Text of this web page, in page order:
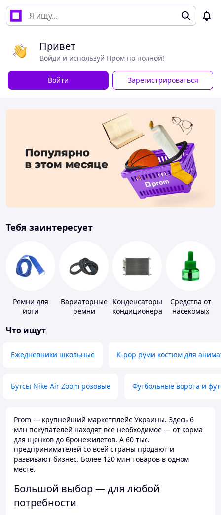
Привет
Войди и используй Пром по полной!
Войти Зарегистрироваться
Тебя заинтересует
Ремни для
йоги
Вариаторные
ремни
Конденсаторы
кондиционера
Средства от
насекомых
Что ищут
Ежедневники школьные K-pop руми костюм для
Бутсы Nike Air Zoom розовые Футбольные ворота и
Prom — крупнейший маркетплейс Украины. Здесь 6
млн покупателей находят всё необходимое — от корма
для щенков до бронежилетов. А 60 тыс.
предпринимателей со всей страны продают и
развивают бизнес. Более 120 млн товаров в одном
месте.
Большой выбор — для любой
потребности